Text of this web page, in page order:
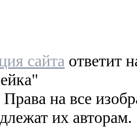
сайта ответит
на все
их авторам.